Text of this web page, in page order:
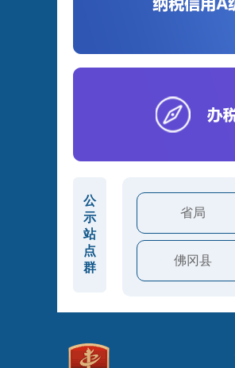
公
示
站
点
群
省局
佛冈县